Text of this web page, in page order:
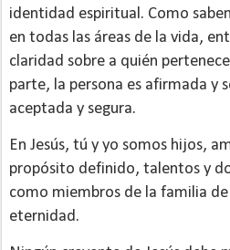
identidad espiritual. Como
en todas las áreas de la vida,
claridad sobre a quién
parte, la persona es afirmada y
aceptada y segura.
En Jesús, tú y yo somos hijos,
propósito definido, talentos y
como miembros de la familia
eternidad.